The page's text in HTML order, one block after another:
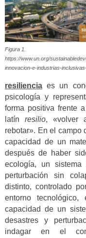
Figura 1.
https://www.un.org/
innovacion-e-industrias-
resiliencia es un
psicología y
forma positiva frente
latín resilio, «volver
rebotar». En el campo
capacidad de un
después de haber
ecología, un
perturbación sin
distinto, controlado
entorno
capacidad de un
desastres y
indagar en el